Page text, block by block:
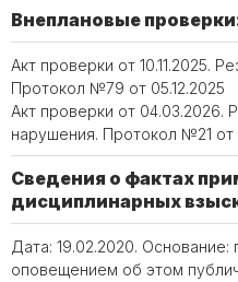
Внеплановые
Акт проверки от 10.11.2025.
Протокол №79 от 05.12.2025
Акт проверки от 04.03.2026.
нарушения. Протокол №21 от
Сведения о фактах
дисциплинарных
Дата: 19.02.2020.
оповещением об этом